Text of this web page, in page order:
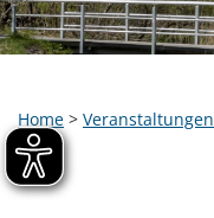
Home > Veranstaltungen